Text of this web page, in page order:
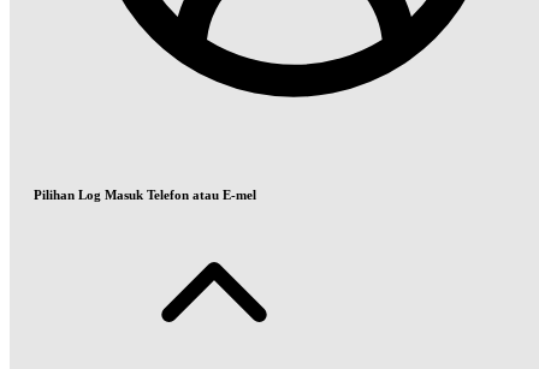
Pilihan Log Masuk Telefon atau E-mel